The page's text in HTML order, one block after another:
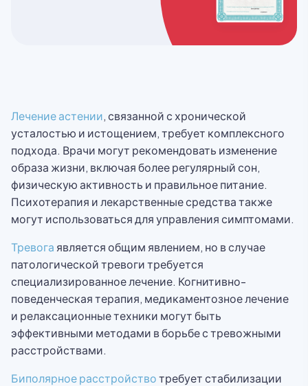
Лечение астении, связанной с хронической
усталостью и истощением, требует комплексного
подхода. Врачи могут рекомендовать изменение
образа жизни, включая более регулярный сон,
физическую активность и правильное питание.
Психотерапия и лекарственные средства также
могут использоваться для управления симптомами.
Тревога является общим явлением, но в случае
патологической тревоги требуется
специализированное лечение. Когнитивно-
поведенческая терапия, медикаментозное лечение
и релаксационные техники могут быть
эффективными методами в борьбе с тревожными
расстройствами.
Биполярное расстройствотребует стабилизации